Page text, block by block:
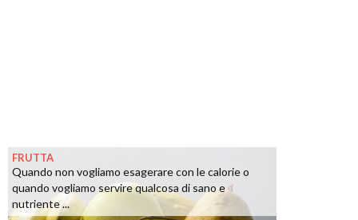
FRUTTA
Quando non vogliamo esagerare con le calorie o
quando vogliamo servire qualcosa di sano e
nutriente ...